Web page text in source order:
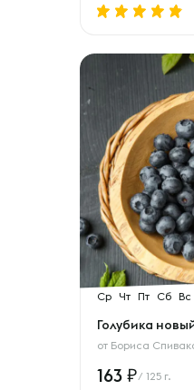
Ср Чт Пт Сб Вс
Голубика
от Бориса
163 / 125 г.